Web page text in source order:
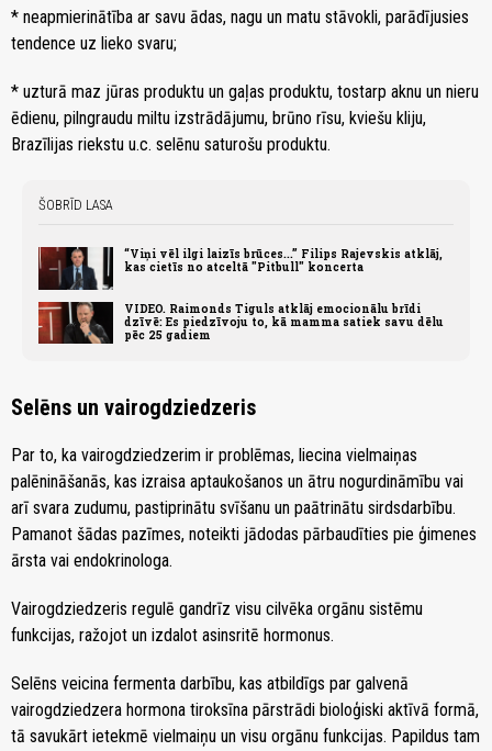
* neapmierinātība ar savu ādas, nagu un matu stāvokli, parādījusies
tendence uz lieko svaru;
* uzturā maz jūras produktu un gaļas produktu, tostarp aknu un nieru
ēdienu, pilngraudu miltu izstrādājumu, brūno rīsu, kviešu kliju,
Brazīlijas riekstu u.c. selēnu saturošu produktu.
ŠOBRĪD LASA
“Viņi vēl ilgi laizīs brūces...” Filips Rajevskis atklāj,
kas cietīs no atceltā "Pitbull" koncerta
VIDEO. Raimonds Tiguls atklāj emocionālu brīdi
dzīvē: Es piedzīvoju to, kā mamma satiek savu dēlu
pēc 25 gadiem
Selēns un vairogdziedzeris
Par to, ka vairogdziedzerim ir problēmas, liecina vielmaiņas
palēnināšanās, kas izraisa aptaukošanos un ātru nogurdināmību vai
arī svara zudumu, pastiprinātu svīšanu un paātrinātu sirdsdarbību.
Pamanot šādas pazīmes, noteikti jādodas pārbaudīties pie ģimenes
ārsta vai endokrinologa.
Vairogdziedzeris regulē gandrīz visu cilvēka orgānu sistēmu
funkcijas, ražojot un izdalot asinsritē hormonus.
Selēns veicina fermenta darbību, kas atbildīgs par galvenā
vairogdziedzera hormona tiroksīna pārstrādi bioloģiski aktīvā formā,
tā savukārt ietekmē vielmaiņu un visu orgānu funkcijas. Papildus tam